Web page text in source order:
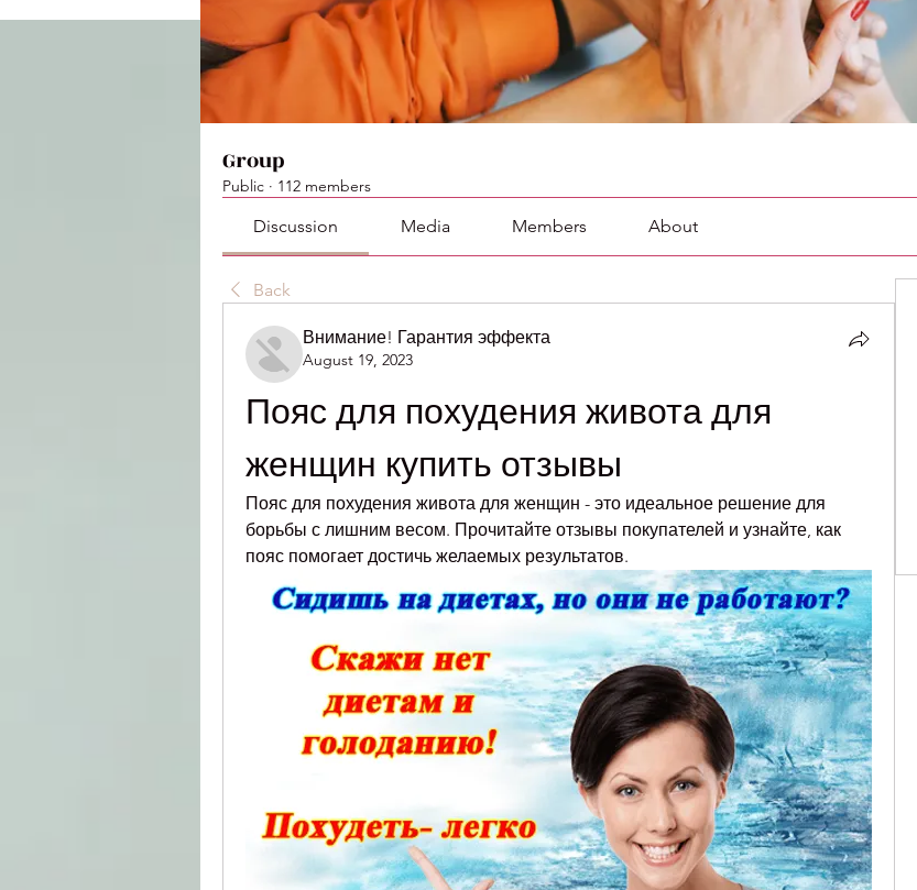
Group
Public · 112 members
Discussion Media Members About
Back
Внимание! Гарантия эффекта
August 19, 2023
Пояс для похудения живота для
женщин купить отзывы
Пояс для похудения живота для женщин - это идеальное решение для
борьбы с лишним весом. Прочитайте отзывы покупателей и узнайте, как
пояс помогает достичь желаемых результатов.